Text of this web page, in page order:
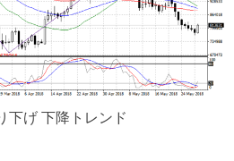
下げ 下降トレンド